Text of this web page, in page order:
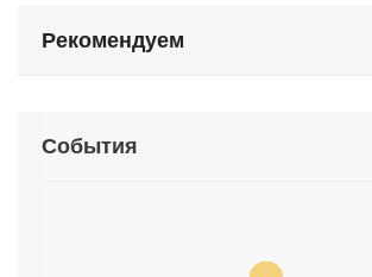
Рекомендуем
События